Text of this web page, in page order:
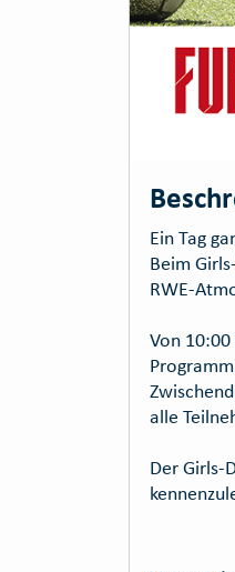
Ein Tag
Beim
RWE-
Von
alle
Der Girls-